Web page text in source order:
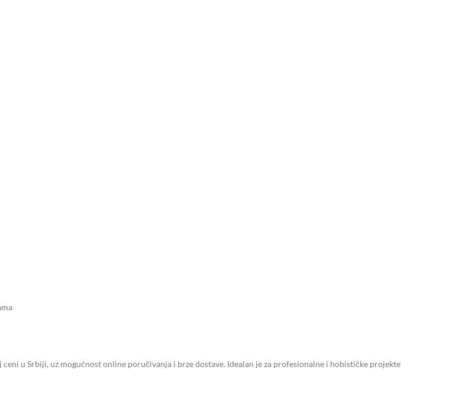
u Srbiji, uz mogućnost online poručivanja i brze dostave. Idealan je za profesionalne i hobističke projekte